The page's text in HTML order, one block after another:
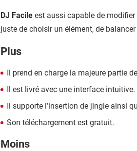
DJ Facile est aussi capable de
juste de choisir un élément, de
Plus
Il prend en charge la majeure partie
Il est livré avec une interface intuitive.
Il supporte l’insertion de jingle ainsi
Son téléchargement est gratuit.
Moins